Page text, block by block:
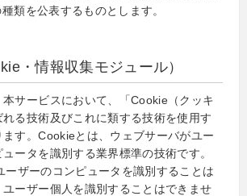
類を公表するものとします。
・情報収集モジュール）
本サービスにおいて、「Cookie（クッキ
れる技術及びこれに類する技術を使用す
ます。Cookieとは、ウェブサーバがユー
ータを識別する業界標準の技術です。
ーザーのコンピュータを識別することは
ユーザー個人を識別することはできませ